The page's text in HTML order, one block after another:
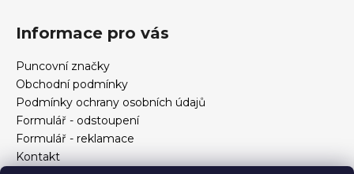
Informace pro vás
Puncovní značky
Obchodní podmínky
Podmínky ochrany osobních údajů
Formulář - odstoupení
Formulář - reklamace
Kontakt